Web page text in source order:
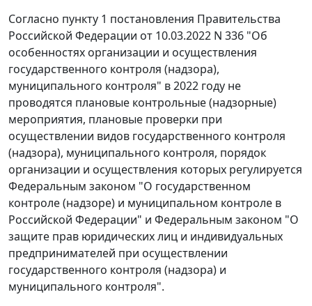
Согласно пункту 1 постановления Правительства
Российской Федерации от 10.03.2022 N 336 "Об
особенностях организации и осуществления
государственного контроля (надзора),
муниципального контроля" в 2022 году не
проводятся плановые контрольные (надзорные)
мероприятия, плановые проверки при
осуществлении видов государственного контроля
(надзора), муниципального контроля, порядок
организации и осуществления которых регулируется
Федеральным законом "О государственном
контроле (надзоре) и муниципальном контроле в
Российской Федерации" и Федеральным законом "О
защите прав юридических лиц и индивидуальных
предпринимателей при осуществлении
государственного контроля (надзора) и
муниципального контроля".